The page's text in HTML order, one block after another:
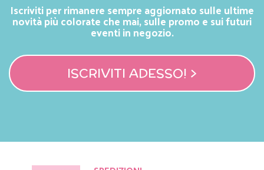
Iscriviti per rimanere sempre aggiornato sulle ultime
novità più colorate che mai, sulle promo e sui futuri
eventi in negozio.
ISCRIVITI ADESSO! >